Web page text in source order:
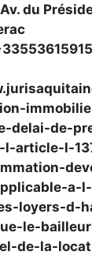
du
delai-de-
l-article-l-
a-
loyers-d-
le-
de-la-